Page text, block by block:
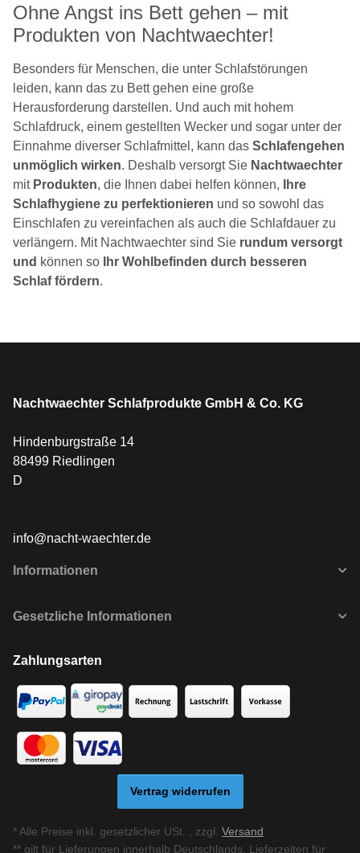
Ohne Angst ins Bett gehen – mit
Produkten von Nachtwaechter!
Besonders für Menschen, die unter Schlafstörungen
leiden, kann das zu Bett gehen eine große
Herausforderung darstellen. Und auch mit hohem
Schlafdruck, einem gestellten Wecker und sogar unter der
Einnahme diverser Schlafmittel, kann das Schlafengehen
unmöglich wirken. Deshalb versorgt Sie Nachtwaechter
mit Produkten, die Ihnen dabei helfen können,
Ihre
Schlafhygiene zu perfektionieren und so sowohl das
Einschlafen zu vereinfachen als auch die Schlafdauer zu
verlängern. Mit Nachtwaechter sind Sie rundum versorgt
und können so
Ihr Wohlbefinden durch besseren
Schlaf fördern.
Nachtwaechter Schlafprodukte GmbH & Co. KG
Hindenburgstraße 14
88499 Riedlingen
D
info@nacht-waechter.de
Informationen
Gesetzliche Informationen
Zahlungsarten
Vertrag widerrufen
* Alle Preise inkl. gesetzlicher USt. , zzgl. Versand
** gilt für Lieferungen innerhalb Deutschlands, Lieferzeiten für